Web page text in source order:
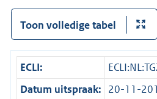
Toon volledige tabel
ECLI:
Datum uitspraak: 20-11-